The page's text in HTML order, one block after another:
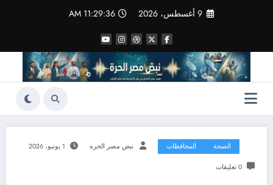
9 أغسطس، 2026 11:29:38 AM
الصحة المحافظات نبض مصر الحره 1 يونيو، 2026
0 تعليقات